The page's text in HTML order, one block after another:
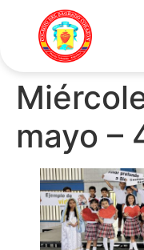
mayo –